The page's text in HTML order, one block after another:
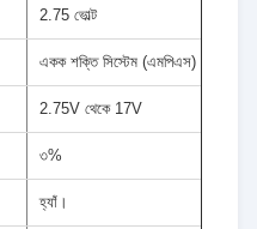
2.75 ভোল্ট
একক শক্তি সিস্টেম (এমপিএস)
2.75V থেকে 17V
৩%
হ্যাঁ।